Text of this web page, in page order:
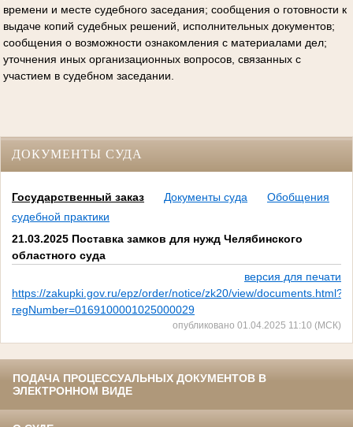
времени и месте судебного заседания; сообщения о готовности к
выдаче копий судебных решений, исполнительных документов;
сообщения о возможности ознакомления с материалами дел;
уточнения иных организационных вопросов, связанных с
участием в судебном заседании.
ДОКУМЕНТЫ СУДА
Государственный заказ Документы суда
Обобщения
судебной практики
21.03.2025 Поставка замков для нужд Челябинского
областного суда
версия для печати
https://zakupki.gov.ru/epz/order/notice/zk20/view/documents.html?
regNumber=0169100001025000029
опубликовано 01.04.2025 11:10 (МСК)
ПОДАЧА ПРОЦЕССУАЛЬНЫХ ДОКУМЕНТОВ В
ЭЛЕКТРОННОМ ВИДЕ